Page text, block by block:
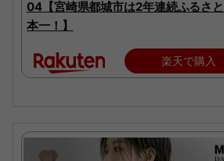
04【宮崎県都城市は2年連続ふるさ
本一！】
楽天で購入